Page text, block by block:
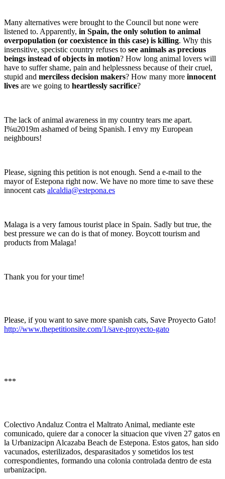
Many alternatives were brought to the Council but none were
listened to. Apparently, in Spain, the only solution to animal
overpopulation (or coexistence in this case) is killing. Why this
insensitive, specistic country refuses to see animals as precious
beings instead of objects in motion? How long animal lovers will
have to suffer shame, pain and helplessness because of their cruel,
stupid and merciless decision makers? How many more innocent
lives are we going to heartlessly sacrifice?
The lack of animal awareness in my country tears me apart.
I%u2019m ashamed of being Spanish. I envy my European
neighbours!
Please, signing this petition is not enough. Send a e-mail to the
mayor of Estepona right now. We have no more time to save these
innocent cats alcaldia@estepona.es
Malaga is a very famous tourist place in Spain. Sadly but true, the
best pressure we can do is that of money. Boycott tourism and
products from Malaga!
Thank you for your time!
Please, if you want to save more spanish cats, Save Proyecto Gato!
http://www.thepetitionsite.com/1/save-proyecto-gato
***
Colectivo Andaluz Contra el Maltrato Animal, mediante este
comunicado, quiere dar a conocer la situacion que viven 27 gatos en
la Urbanizacipn Alcazaba Beach de Estepona. Estos gatos, han sido
vacunados, esterilizados, desparasitados y sometidos los test
correspondientes, formando una colonia controlada dentro de esta
urbanizacipn.